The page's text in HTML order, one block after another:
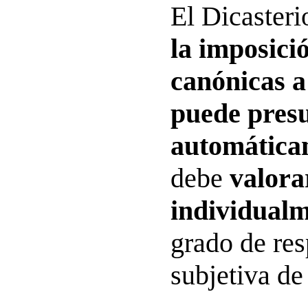
El
la
canónicas
puede
debe
grado de
subjetiva